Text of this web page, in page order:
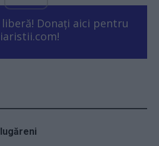
Donați aici pentru